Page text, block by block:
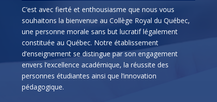
C’est avec fierté et enthousiasme que nous vous
souhaitons la bienvenue au Collège Royal du Québec,
une personne morale sans but lucratif légalement
constituée au Québec. Notre établissement
d’enseignement se distingue par son engagement
envers l’excellence académique, la réussite des
personnes étudiantes ainsi que l’innovation
pédagogique.